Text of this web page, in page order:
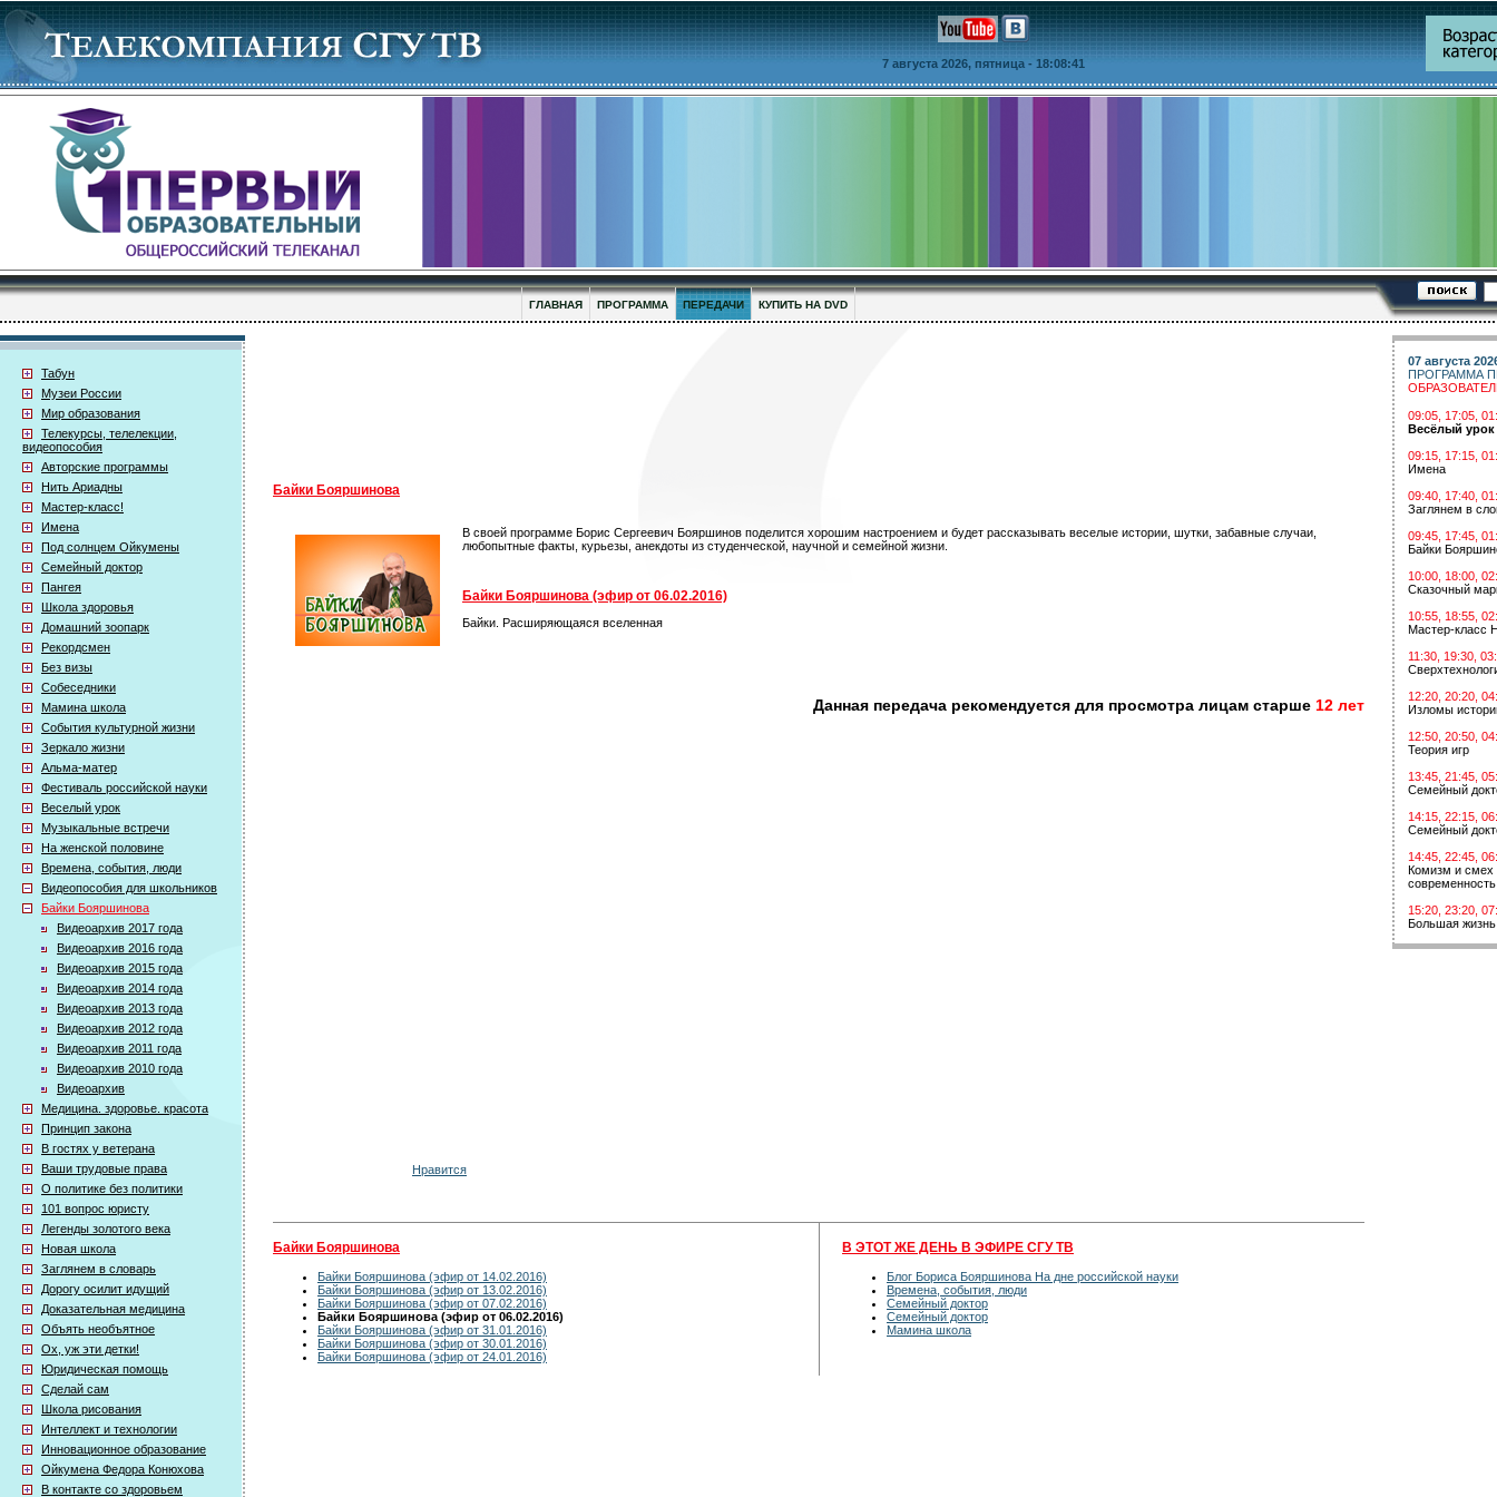
7 августа 2026, пятница - 18:08:41
ГЛАВНАЯ ПРОГРАММА ПЕРЕДАЧИ КУПИТЬ НА DVD
Табун
Музеи России
Мир образования
Телекурсы, телелекции,
видеопособия
Авторские программы
Нить Ариадны
Мастер-класс!
Имена
Под солнцем Ойкумены
Семейный доктор
Пангея
Школа здоровья
Домашний зоопарк
Рекордсмен
Без визы
Собеседники
Мамина школа
События культурной жизни
Зеркало жизни
Альма-матер
Фестиваль российской науки
Веселый урок
Музыкальные встречи
На женской половине
Времена, события, люди
Видеопособия для школьников
Байки Бояршинова
Видеоархив 2017 года
Видеоархив 2016 года
Видеоархив 2015 года
Видеоархив 2014 года
Видеоархив 2013 года
Видеоархив 2012 года
Видеоархив 2011 года
Видеоархив 2010 года
Видеоархив
Медицина. здоровье. красота
Принцип закона
В гостях у ветерана
Ваши трудовые права
О политике без политики
101 вопрос юристу
Легенды золотого века
Новая школа
Заглянем в словарь
Дорогу осилит идущий
Доказательная медицина
Объять необъятное
Ох, уж эти детки!
Юридическая помощь
Сделай сам
Школа рисования
Интеллект и технологии
Инновационное образование
Ойкумена Федора Конюхова
В контакте со здоровьем
Байки Бояршинова
В своей программе Борис Сергеевич Бояршинов поделится хорошим настроением и будет рассказывать веселые истории, шутки, забавные случаи,
любопытные факты, курьезы, анекдоты из студенческой, научной и семейной жизни.
Байки Бояршинова (эфир от 06.02.2016)
Байки. Расширяющаяся вселенная
Данная передача рекомендуется для просмотра лицам старше 12 лет
Нравится
Байки Бояршинова
Байки Бояршинова (эфир от 14.02.2016)
Байки Бояршинова (эфир от 13.02.2016)
Байки Бояршинова (эфир от 07.02.2016)
Байки Бояршинова (эфир от 06.02.2016)
Байки Бояршинова (эфир от 31.01.2016)
Байки Бояршинова (эфир от 30.01.2016)
Байки Бояршинова (эфир от 24.01.2016)
В ЭТОТ ЖЕ ДЕНЬ В ЭФИРЕ СГУ ТВ
Блог Бориса Бояршинова На дне российской науки
Времена, события, люди
Семейный доктор
Семейный доктор
Мамина школа
07 августа
ПРОГРАММА
09:05, 17:05,
Весёлый урок
09:15, 17:15,
Имена
09:40, 17:40,
Заглянем в
09:45, 17:45,
Байки
10:00, 18:00,
Сказочный
10:55, 18:55,
Мастер-класс
11:30, 19:30,
12:20, 20:20,
Изломы
12:50, 20:50,
Теория игр
13:45, 21:45,
Семейный
14:15, 22:15,
Семейный
14:45, 22:45,
Комизм и смех
современность
15:20, 23:20,
Большая жизнь